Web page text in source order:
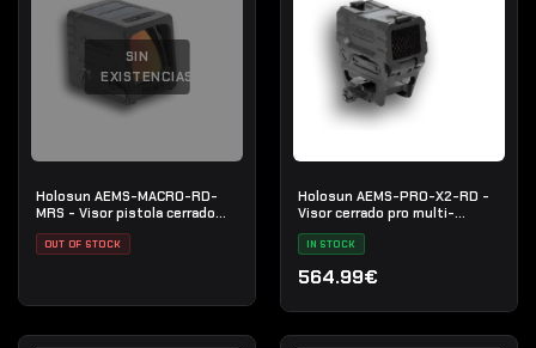
SIN
EXISTENCIAS
Holosun AEMS-MACRO-RD-
MRS - Visor pistola cerrado
OUT OF STOCK
Holosun AEMS-PRO-X2-RD -
Visor cerrado pro multi-
IN STOCK
564.99€